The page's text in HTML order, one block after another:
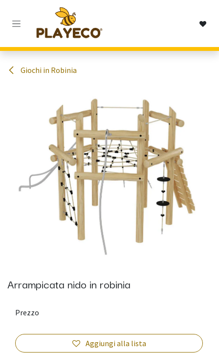
Passa al contenuto
Giochi in Robinia
Arrampicata nido in robinia
Aggiungi alla lista
Prezzo